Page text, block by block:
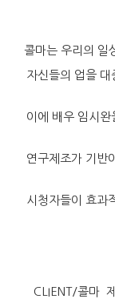
콜마는 우리의 일
자신들의 업을
이에 배우 임시완
연구제조가 기반
시청자들이 효과
CLIENT/콜마